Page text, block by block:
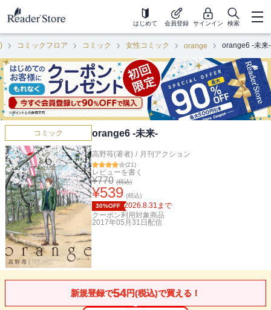
はじめて 会員登録 サインイン 検索
コミックフロア コミック 女性コミック orange orange6 -未来-
コミック orange6 -未来-
高野苺(著者) / 月刊アクション
(21)
レビューを書く
¥770 (税込)
¥539 (税込)
30%OFF 2026.8.31 まで
クーポン利用対象商品
2017年05月31日 配信
新規登録で54円(税込)で買える！